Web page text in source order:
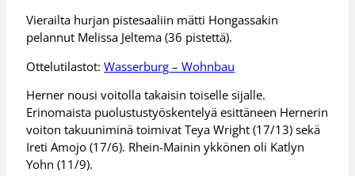
Vierailta hurjan pistesaaliin mätti Hongassakin
pelannut Melissa Jeltema (36 pistettä).
Ottelutilastot:Wasserburg – Wohnbau
Herner nousi voitolla takaisin toiselle sijalle.
Erinomaista puolustustyöskentelyä esittäneen Hernerin
voiton takuuniminä toimivat Teya Wright (17/13) sekä
Ireti Amojo (17/6). Rhein-Mainin ykkönen oli Katlyn
Yohn (11/9).